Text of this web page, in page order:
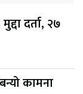
दर्ता, २७
कामना